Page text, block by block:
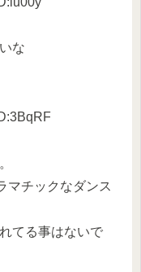
な
マチックなダンス
てる事はないで